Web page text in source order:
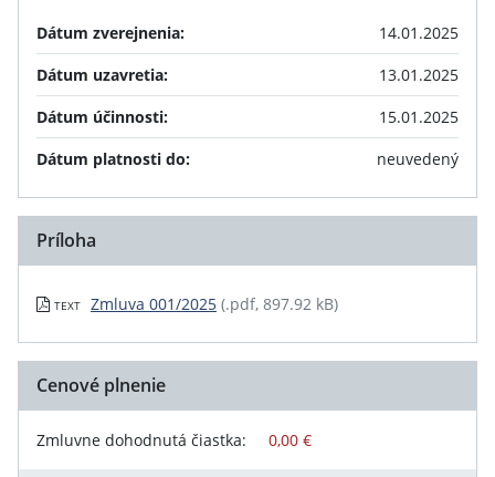
Dátum zverejnenia:
14.01.2025
Dátum uzavretia:
13.01.2025
Dátum účinnosti:
15.01.2025
Dátum platnosti do:
neuvedený
Príloha
TEXT Zmluva 001/2025 (.pdf, 897.92 kB)
Cenové plnenie
Zmluvne dohodnutá čiastka: 0,00 €